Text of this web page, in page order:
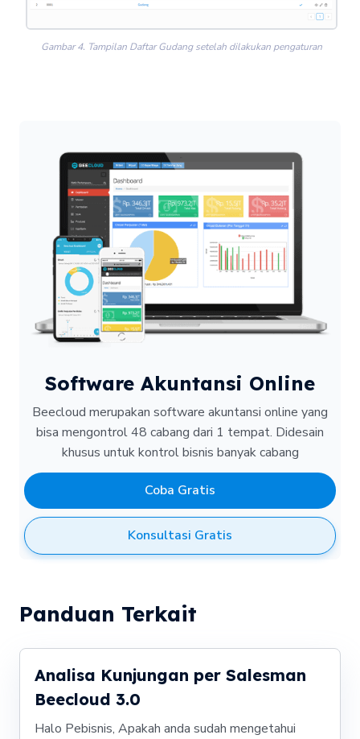
Gambar 4. Tampilan Daftar Gudang setelah dilakukan pengaturan
Software Akuntansi Online
Beecloud merupakan software akuntansi online yang
bisa mengontrol 48 cabang dari 1 tempat. Didesain
khusus untuk kontrol bisnis banyak cabang
Coba Gratis
Konsultasi Gratis
Panduan Terkait
Analisa Kunjungan per Salesman
Beecloud 3.0
Halo Pebisnis, Apakah anda sudah mengetahui